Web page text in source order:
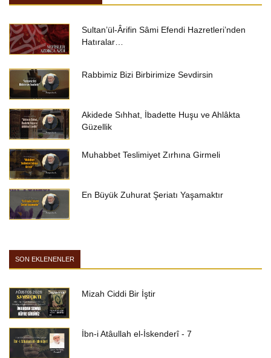
Sultan’ül-Ârifin Sâmi Efendi Hazretleri’nden
Hatıralar…
Rabbimiz Bizi Birbirimize Sevdirsin
Akidede Sıhhat, İbadette Huşu ve Ahlâkta
Güzellik
Muhabbet Teslimiyet Zırhına Girmeli
En Büyük Zuhurat Şeriatı Yaşamaktır
SON EKLENENLER
Mizah Ciddi Bir İştir
İbn-i Atâullah el-İskenderî - 7